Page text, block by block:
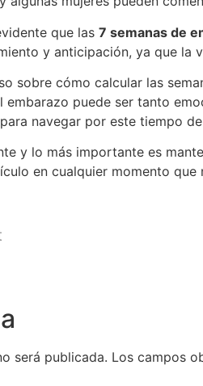
que las 7 semanas de
y anticipación, ya que
sobre cómo calcular las
embarazo puede ser tanto
navegar por este tiempo
y lo más importante es
en cualquier momento que
será publicada. Los campos